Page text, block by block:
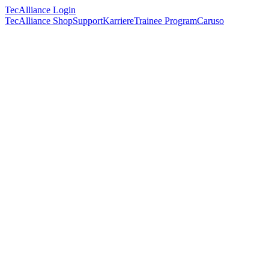
TecAlliance Login
TecAlliance ShopSupportKarriereTrainee ProgramCaruso